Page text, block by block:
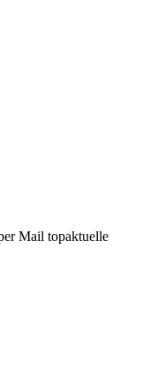
Mail topaktuelle